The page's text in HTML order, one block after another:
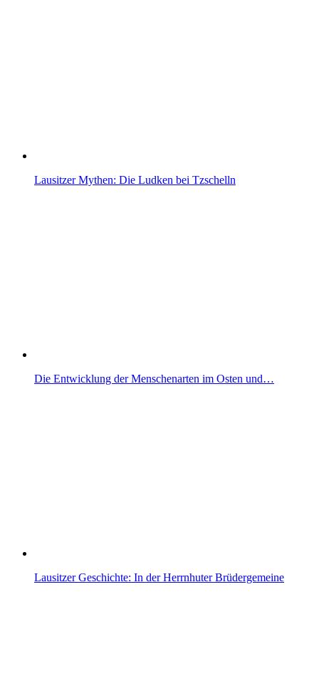
Lausitzer Mythen: Die Ludken bei Tzschelln
Die Entwicklung der Menschenarten im Osten und…
Lausitzer Geschichte: In der Herrnhuter Brüdergemeine